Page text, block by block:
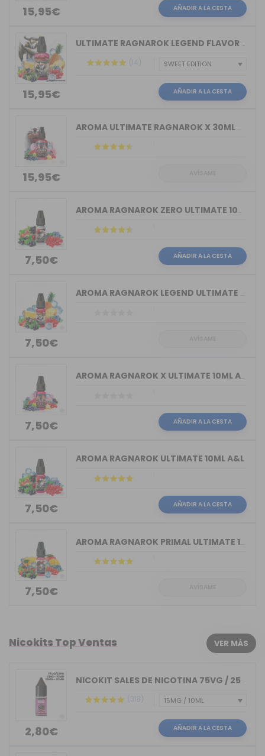
15,95€ AÑADIR A LA CESTA
15,95€
ULTIMATE RAGNAROK LEGEND FLAVOR 30ML A&L
(14)
AÑADIR A LA CESTA
15,95€
AROMA ULTIMATE RAGNAROK X 30ML A&L
7,50€
AROMA RAGNAROK ZERO ULTIMATE 10ML A&L
AÑADIR A LA CESTA
7,50€
AROMA RAGNAROK LEGEND ULTIMATE 10ML A&L
7,50€
AROMA RAGNAROK X ULTIMATE 10ML A&L
AÑADIR A LA CESTA
7,50€
AROMA RAGNAROK ULTIMATE 10ML A&L
AÑADIR A LA CESTA
7,50€
AROMA RAGNAROK PRIMAL ULTIMATE 10ML A&L
Nicokits Top Ventas VER MÁS
2,80€
NICOKIT SALES DE NICOTINA 75VG / 25PG...
(318)
AÑADIR A LA CESTA